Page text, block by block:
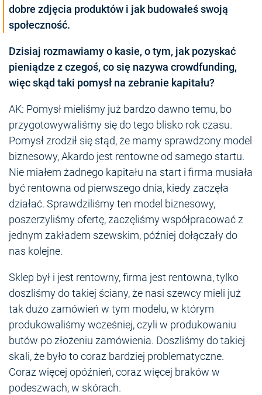
dobre zdjęcia produktów i jak budowałeś swoją
społeczność.
Dzisiaj rozmawiamy o kasie, o tym, jak pozyskać
pieniądze z czegoś, co się nazywa crowdfunding,
więc skąd taki pomysł na zebranie kapitału?
AK: Pomysł mieliśmy już bardzo dawno temu, bo
przygotowywaliśmy się do tego blisko rok czasu.
Pomysł zrodził się stąd, że mamy sprawdzony model
biznesowy, Akardo jest rentowne od samego startu.
Nie miałem żadnego kapitału na start i firma musiała
być rentowna od pierwszego dnia, kiedy zaczęła
działać. Sprawdziliśmy ten model biznesowy,
poszerzyliśmy ofertę, zaczęliśmy współpracować z
jednym zakładem szewskim, później dołączały do
nas kolejne.
Sklep był i jest rentowny, firma jest rentowna, tylko
doszliśmy do takiej ściany, że nasi szewcy mieli już
tak dużo zamówień w tym modelu, w którym
produkowaliśmy wcześniej, czyli w produkowaniu
butów po złożeniu zamówienia. Doszliśmy do takiej
skali, że było to coraz bardziej problematyczne.
Coraz więcej opóźnień, coraz więcej braków w
podeszwach, w skórach.